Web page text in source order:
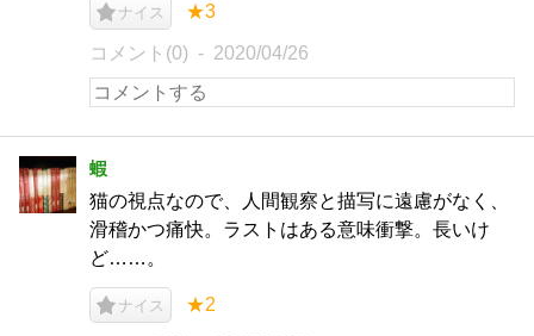
ナイス ★3
コメント(0) 2020/04/26
蝦
猫の視点なので、人間観察と描写に遠慮がなく、
滑稽かつ痛快。ラストはある意味衝撃。長いけ
ど……。
ナイス ★2